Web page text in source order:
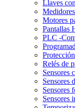
Llaves
Motores
Pantallas
PLC -
Relés de
Sensores
Sensores
Sensores
Sensores